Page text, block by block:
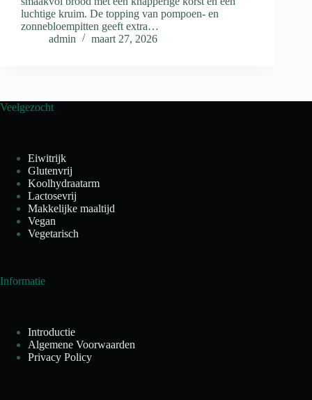
luchtige kruim. De topping van pompoen- en
zonnebloempitten geeft extra…
admin
maart 27, 2026
Veelgezocht
Eiwitrijk
Glutenvrij
Koolhydraatarm
Lactosevrij
Makkelijke maaltijd
Vegan
Vegetarisch
Informatie
Introductie
Algemene Voorwaarden
Privacy Policy